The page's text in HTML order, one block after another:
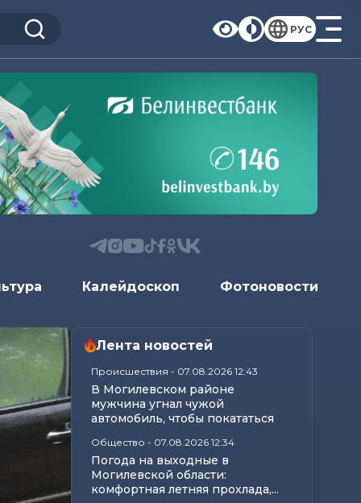
РУС
Калейдоскоп Фотоновости
Лента новостей
Происшествия - 07.08.2026 12:43
В Могилевском районе
мужчина угнал чужой
автомобиль, чтобы покататься
Общество - 07.08.2026 12:34
Погода на выходные в
Могилевской области:
комфортная летняя прохлада,...